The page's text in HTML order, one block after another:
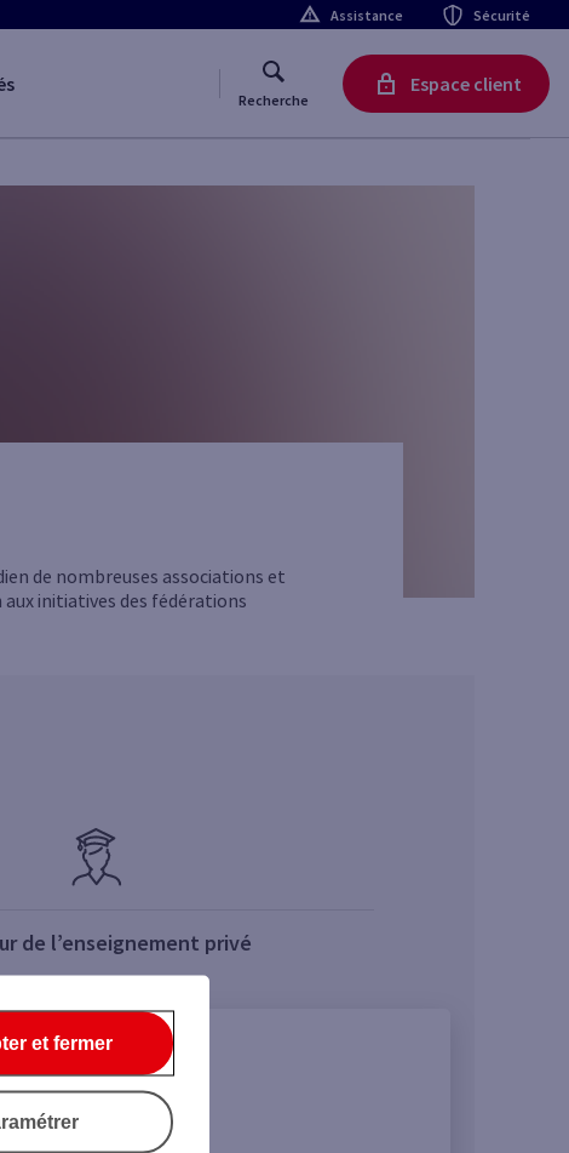
Assistance Sécurité
Recherche
Espace client
de nombreuses associations et
initiatives des fédérations
de l’enseignement privé
FNEHAD
et fermer